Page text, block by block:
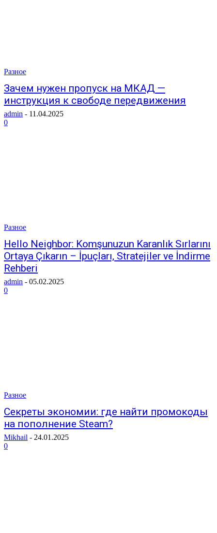
Разное
Зачем нужен пропуск на МКАД —
инструкция к свободе передвижения
admin - 11.04.2025
0
Разное
Hello Neighbor: Komşunuzun Karanlık Sırlarını
Ortaya Çıkarın – İpuçları, Stratejiler ve İndirme
Rehberi
admin - 05.02.2025
0
Разное
Секреты экономии: где найти промокоды
на пополнение Steam?
Mikhail - 24.01.2025
0